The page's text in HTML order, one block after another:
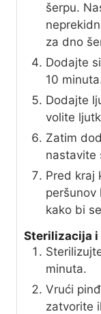
šerpu.
za dno
Dodajte
10
Dodajte
volite
Zatim
nastavite
Pred kraj
peršunov
kako bi
Sterilizacija i
minuta.
Vrući
zatvorite